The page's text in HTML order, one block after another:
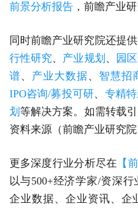
前景分析报告，前瞻产业
同时前瞻产业研究院还提供
行性研究、 产业规划 、 园
谱、 产业大数据、 智慧招
IPO咨询/募投可研、 专精
划 等解决方案。如需转载
资料来源（前瞻产业研究院
更多深度行业分析尽在 【
以与500+经济学家/资深
企业数据、企业资讯、企